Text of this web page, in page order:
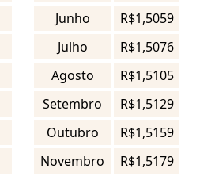
Junho
R$1,5059
Julho
R$1,5076
Agosto
R$1,5105
Setembro
R$1,5129
Outubro
R$1,5159
Novembro
R$1,5179